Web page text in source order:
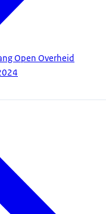
Open Overheid